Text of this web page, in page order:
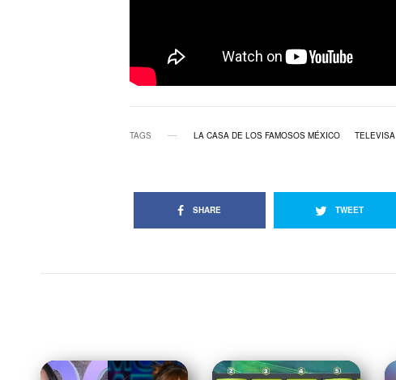
TAGS LA CASA DE LOS FAMOSOS MÉXICO TELEVISA
SHARE TWEET